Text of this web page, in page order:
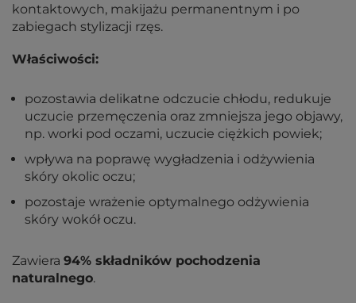
kontaktowych, makijażu permanentnym i po
zabiegach stylizacji rzęs.
Właściwości:
pozostawia delikatne odczucie chłodu, redukuje
uczucie przemęczenia oraz zmniejsza jego objawy,
np. worki pod oczami, uczucie ciężkich powiek;
wpływa na poprawę wygładzenia i odżywienia
skóry okolic oczu;
pozostaje wrażenie optymalnego odżywienia
skóry wokół oczu.
Zawiera 94% składników pochodzenia
naturalnego.